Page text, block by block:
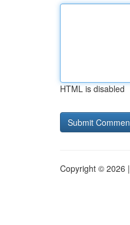
HTML is disabled
Copyright © 2026 |